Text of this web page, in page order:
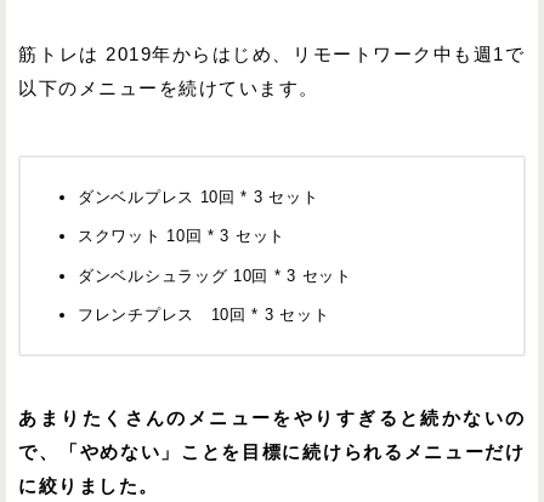
筋トレは 2019年からはじめ、リモートワーク中も週1で
以下のメニューを続けています。
ダンベルプレス 10回 * 3 セット
スクワット 10回 * 3 セット
ダンベルシュラッグ 10回 * 3 セット
フレンチプレス 10回 * 3 セット
あまりたくさんのメニューをやりすぎると続かないの
で、「やめない」ことを目標に続けられるメニューだけ
に絞りました。